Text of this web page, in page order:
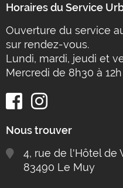
Horaires du Service
Ouverture du service
sur rendez-vous.
Lundi, mardi, jeudi et
Mercredi de 8h30 à
Nous trouver
4, rue de l'Hôtel de
83490 Le Muy